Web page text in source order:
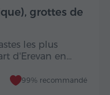
Toute la journée
grottes de
les plus
d'Erevan en…
99% recommandé